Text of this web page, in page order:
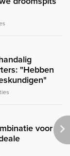
"Hebben
voor